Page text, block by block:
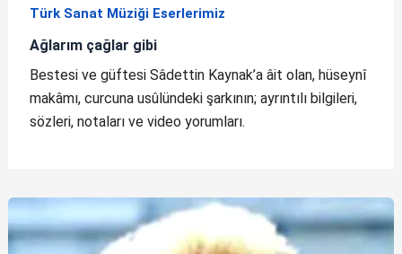
Türk Sanat Müziği Eserlerimiz
Ağlarım çağlar gibi
Bestesi ve güftesi Sâdettin Kaynak’a âit olan, hüseynî
makâmı, curcuna usûlündeki şarkının; ayrıntılı bilgileri,
sözleri, notaları ve video yorumları.